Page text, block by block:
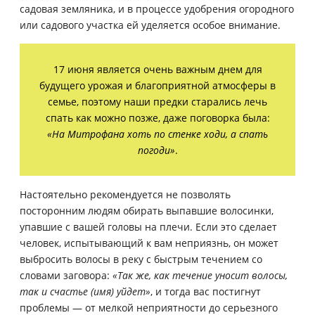
садовая земляника, и в процессе удобрения огородного
или садового участка ей уделяется особое внимание.
17 июня является очень важным днем для
будущего урожая и благоприятной атмосферы в
семье, поэтому наши предки старались лечь
спать как можно позже, даже поговорка была:
«На Митрофана хоть по стенке ходи, а спать
погоди».
Настоятельно рекомендуется не позволять
посторонним людям обирать выпавшие волосинки,
упавшие с вашей головы на плечи. Если это сделает
человек, испытывающий к вам неприязнь, он может
выбросить волосы в реку с быстрым течением со
словами заговора: «Так же, как течение уносит волосы,
так и счастье (имя) уйдет», и тогда вас постигнут
проблемы — от мелкой неприятности до серьезного